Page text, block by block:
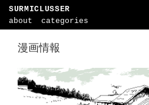
SURMICLUSSER
about
categories
漫画情報